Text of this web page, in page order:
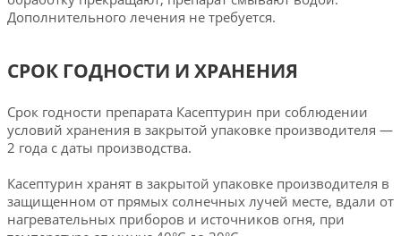
Дополнительного лечения не требуется.
СРОК ГОДНОСТИ И ХРАНЕНИЯ
Срок годности препарата Касептурин при соблюдении
условий хранения в закрытой упаковке производителя —
2 года с даты производства.
Касептурин хранят в закрытой упаковке производителя в
защищенном от прямых солнечных лучей месте, вдали от
нагревательных приборов и источников огня, при